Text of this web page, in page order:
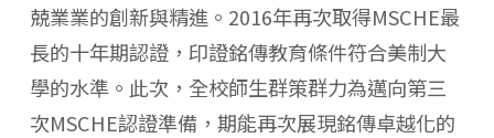
兢業業的創新與精進。2016年再次取得MSCHE最
長的十年期認證，印證銘傳教育條件符合美制大
學的水準。此次，全校師生群策群力為邁向第三
次MSCHE認證準備，期能再次展現銘傳卓越化的